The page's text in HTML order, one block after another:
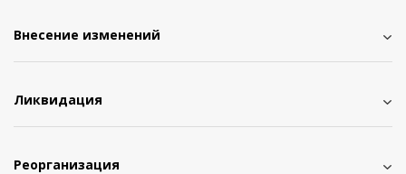
Внесение изменений
Ликвидация
Реорганизация